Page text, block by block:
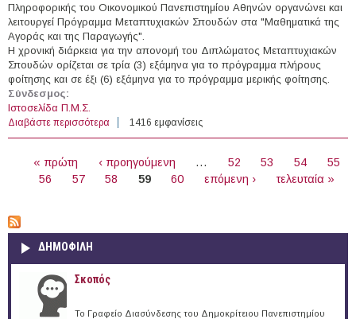
Πληροφορικής του Οικονομικού Πανεπιστημίου Αθηνών οργανώνει και
λειτουργεί Πρόγραμμα Μεταπτυχιακών Σπουδών στα "Μαθηματικά της
Αγοράς και της Παραγωγής".
Η χρονική διάρκεια για την απονομή του Διπλώματος Μεταπτυχιακών
Σπουδών ορίζεται σε τρία (3) εξάμηνα για το πρόγραμμα πλήρους
φοίτησης και σε έξι (6) εξάμηνα για το πρόγραμμα μερικής φοίτησης.
Σύνδεσμος:
Ιστοσελίδα Π.Μ.Σ.
Διαβάστε περισσότερα για Μαθηματικά της Αγοράς και της Παραγωγής
1416 εμφανίσεις
« πρώτη ‹ προηγούμενη … 52 53 54
55
56
57 58 59 60 επόμενη › τελευταία »
ΔΗΜΟΦΙΛΗ
Σκοπός
Το Γραφείο Διασύνδεσης του Δημοκρίτειου Πανεπιστημίου